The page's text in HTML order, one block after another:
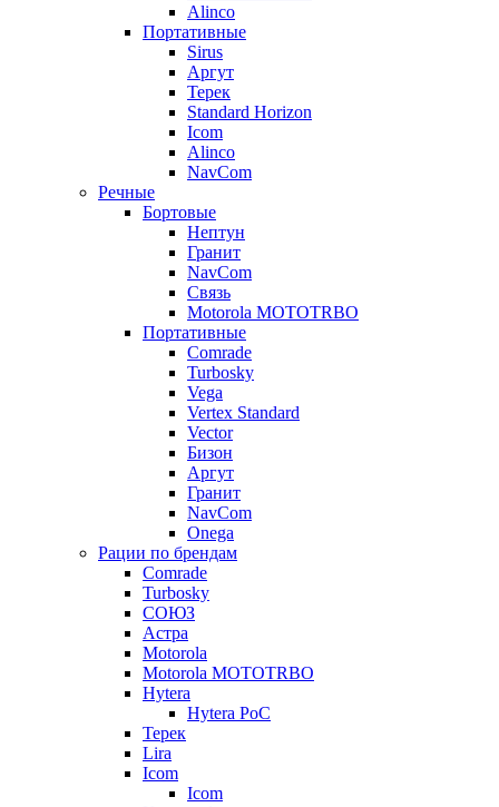
Alinco
Портативные
Sirus
Аргут
Терек
Standard Horizon
Icom
Alinco
NavCom
Речные
Бортовые
Нептун
Гранит
NavCom
Связь
Motorola MOTOTRBO
Портативные
Comrade
Turbosky
Vega
Vertex Standard
Vector
Бизон
Аргут
Гранит
NavCom
Onega
Рации по брендам
Comrade
Turbosky
СОЮЗ
Астра
Motorola
Motorola MOTOTRBO
Hytera
Hytera PoC
Терек
Lira
Icom
Icom